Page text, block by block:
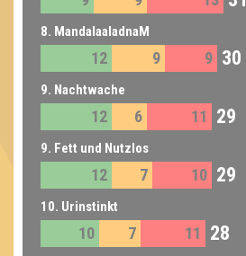
8. MandalaaladnaM
12 9 9 30
9. Nachtwache
12 6 11 29
9. Fett und Nutzlos
12 7 10 29
10. Urinstinkt
10 7 11 28